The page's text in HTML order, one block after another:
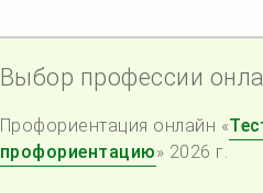
Выбор профессии
Профориентация онлайн «
профориентацию» 2026 г.